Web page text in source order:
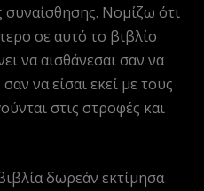
Νομίζω ότι
σε αυτό το βιβλίο
να αισθάνεσαι σαν να
να είσαι εκεί με τους
στις στροφές και
δωρεάν εκτίμησα